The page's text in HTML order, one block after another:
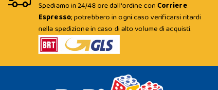
Spediamo in 24/48 ore dall'ordine con Corriere
Espresso; potrebbero in ogni caso verificarsi ritardi
nella spedizione in caso di alto volume di acquisti.